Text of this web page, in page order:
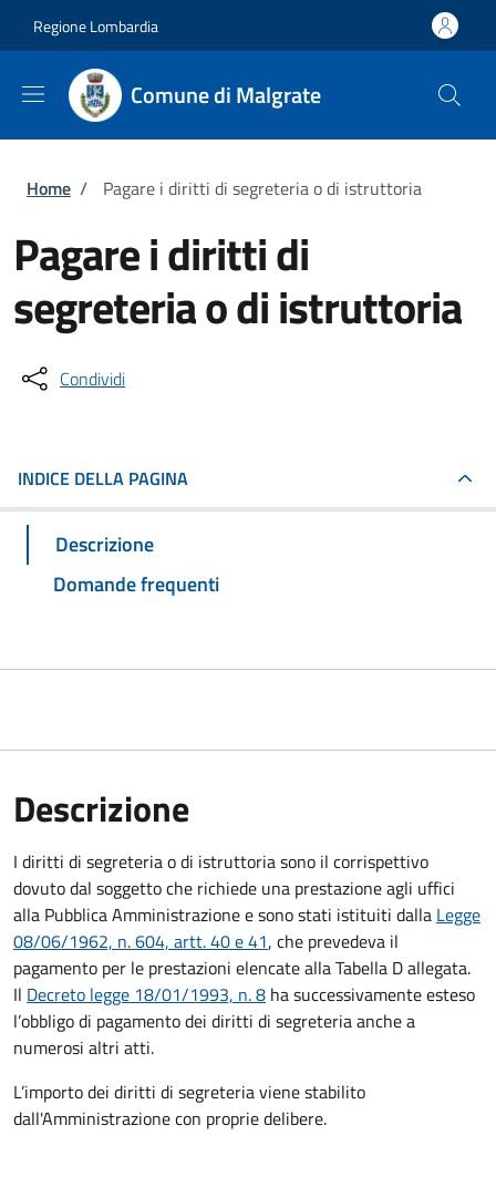
Regione Lombardia
Comune di Malgrate
Briciole di pane
Home / Pagare i diritti di segreteria o di istruttoria
Pagare i diritti di
segreteria o di istruttoria
Condividi
INDICE DELLA PAGINA
Descrizione
Domande frequenti
Descrizione
I diritti di segreteria o di istruttoria sono il corrispettivo
dovuto dal soggetto che richiede una prestazione agli uffici
alla Pubblica Amministrazione e sono stati istituiti dalla Legge
08/06/1962, n. 604, artt. 40 e 41, che prevedeva il
pagamento per le prestazioni elencate alla Tabella D allegata.
Il Decreto legge 18/01/1993, n. 8 ha successivamente esteso
l’obbligo di pagamento dei diritti di segreteria anche a
numerosi altri atti.
L’importo dei diritti di segreteria viene stabilito
dall'Amministrazione con proprie delibere.